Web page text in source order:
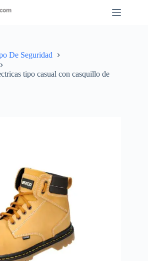
De Seguridad
tipo casual con casquillo de